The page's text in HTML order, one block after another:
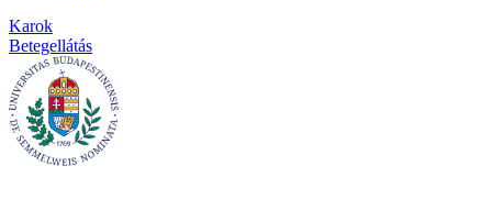
Karok
Betegellátás